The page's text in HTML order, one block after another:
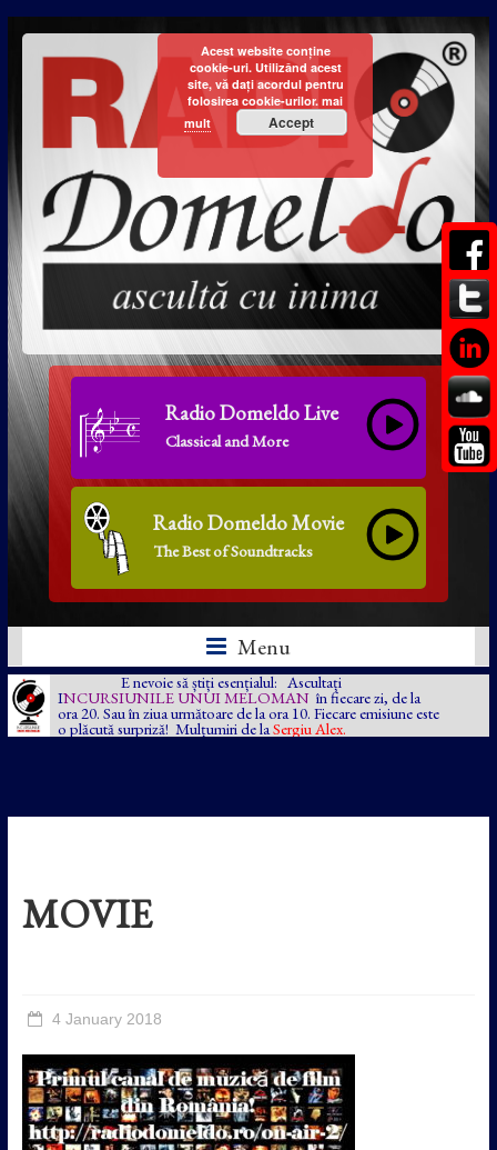
Radio Domeldo Live
Classical and More
Radio Domeldo Movie
The Best of Soundtracks
Menu
E nevoie să știți esențialul: Ascultați
INCURSIUNILE UNUI MELOMAN în fiecare zi, de la
ora 20. Sau în ziua următoare de la ora 10. Fiecare emisiune este
o plăcută surpriză! Mulțumiri de la Sergiu Alex.
MOVIE
4 January 2018
Acest website conține
cookie-uri. Utilizând acest
site, vă dați acordul pentru
folosirea cookie-urilor. mai
mult
Accept